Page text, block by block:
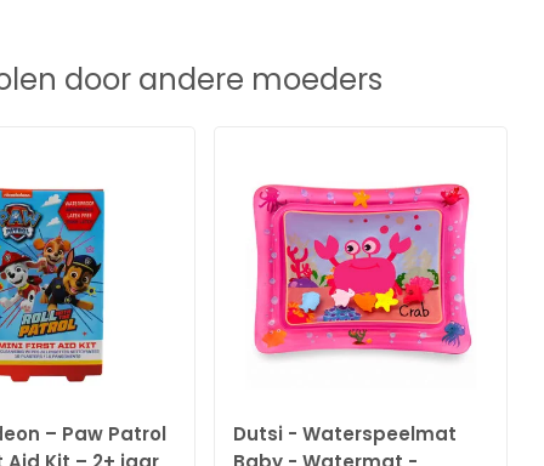
door andere moeders
– Paw Patrol
Dutsi - Waterspeelmat